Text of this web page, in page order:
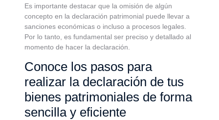
Es importante destacar que la omisión de algún
concepto en la declaración patrimonial puede llevar a
sanciones económicas o incluso a procesos legales.
Por lo tanto, es fundamental ser preciso y detallado al
momento de hacer la declaración.
Conoce los pasos para
realizar la declaración de tus
bienes patrimoniales de forma
sencilla y eficiente